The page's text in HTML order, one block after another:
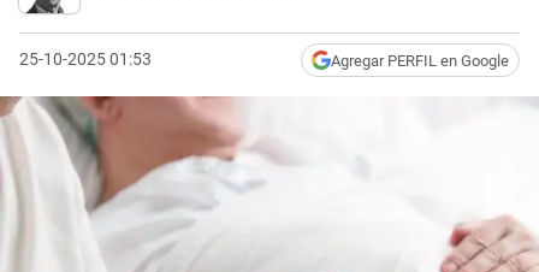
25-10-2025 01:53 Agregar PERFIL en Google